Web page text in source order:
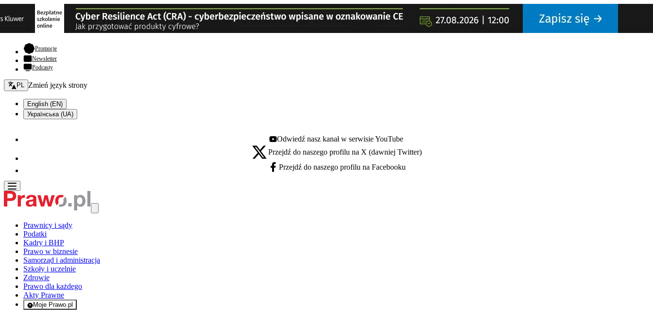
Promocje- otwiera się w nowej karcie
Newsletter
Podcasty
Zmień język - bieżący:
PL Zmień język strony
English (EN)
Українська (UA)
Youtube - otwiera się w nowej karcie
Odwiedź nasz kanał w serwisie YouTube
X - otwiera się w nowej karcie
Przejdź do naszego profilu na X (dawniej Twitter)
Facebook - otwiera się w nowej karcie
Przejdź do naszego profilu na Facebooku
Prawnicy i sądy
Podatki
Kadry i BHP
Prawo w biznesie
Samorząd i administracja
Szkoły i uczelnie
Zdrowie
Prawo dla każdego
Akty Prawne
Moje Prawo.pl
- rejestracja i logowanie do serwisu